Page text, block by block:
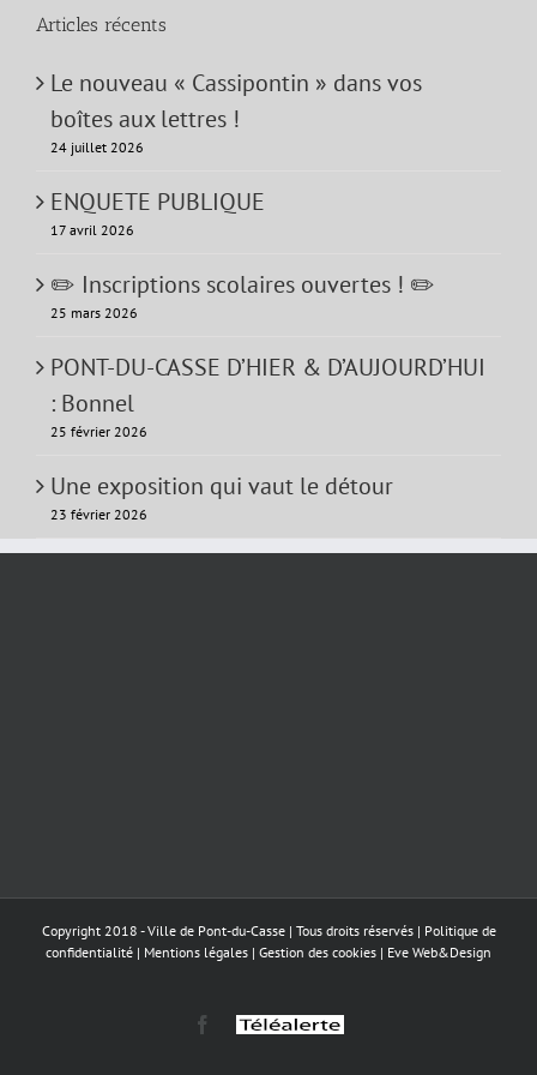
Articles récents
Le nouveau « Cassipontin » dans vos
boîtes aux lettres !
24 juillet 2026
ENQUETE PUBLIQUE
17 avril 2026
✏️ Inscriptions scolaires ouvertes ! ✏️
25 mars 2026
PONT-DU-CASSE D’HIER & D’AUJOURD’HUI
: Bonnel
25 février 2026
Une exposition qui vaut le détour
23 février 2026
Copyright 2018 - Ville de Pont-du-Casse | Tous droits réservés | Politique de
confidentialité | Mentions légales | Gestion des cookies | Eve Web&Design
Facebook
Téléalerte